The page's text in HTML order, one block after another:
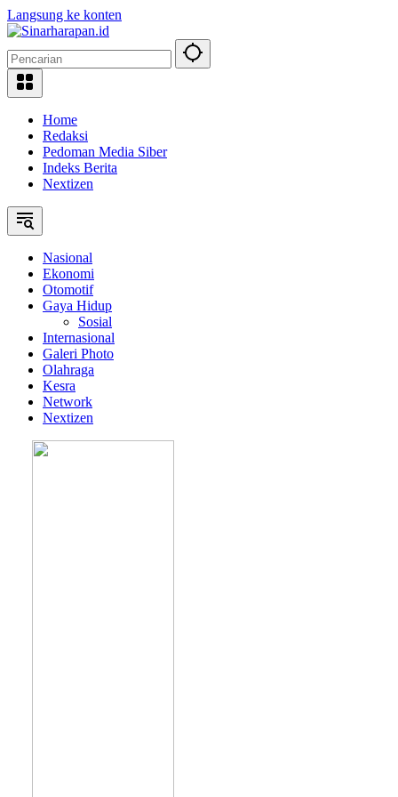
Langsung ke konten
Home
Redaksi
Pedoman Media Siber
Indeks Berita
Nextizen
Nasional
Ekonomi
Otomotif
Gaya Hidup
Sosial
Internasional
Galeri Photo
Olahraga
Kesra
Network
Nextizen